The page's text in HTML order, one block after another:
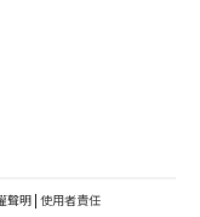
聲明 | 使用者責任